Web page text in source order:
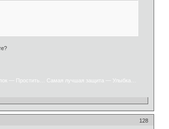
— Простить… Самая лучшая защита — Улыбка…
128